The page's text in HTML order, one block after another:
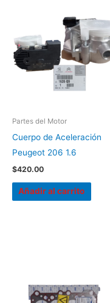
Partes del Motor
Cuerpo de Aceleración
Peugeot 206 1.6
$420.00
Añadir al carrito